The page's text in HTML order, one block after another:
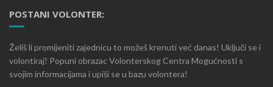
POSTANI VOLONTER:
Želiš li promijeniti zajednicu to možeš krenuti već danas! Uključi se i
volontiraj! Popuni obrazac Volonterskog Centra Mogućnosti s
svojim informacijama i upiši se u bazu volontera!